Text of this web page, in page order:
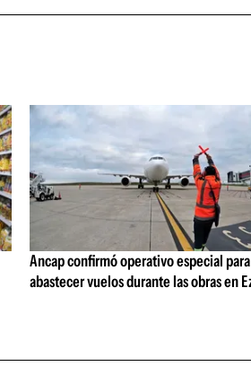
Ancap confirmó operativo especial para
abastecer vuelos durante las obras en